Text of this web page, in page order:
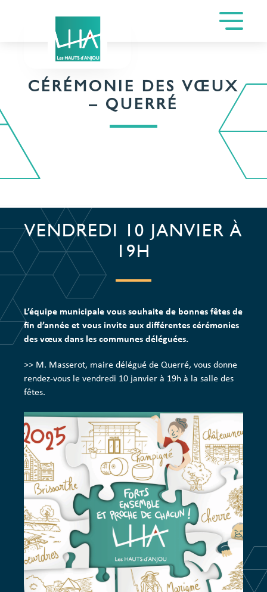
CÉRÉMONIE DES VŒUX
– QUERRÉ
VENDREDI 10 JANVIER À
19H
L’équipe municipale vous souhaite de bonnes fêtes de
fin d’année et vous invite aux différentes cérémonies
des vœux dans les communes déléguées.
>> M. Masserot, maire délégué de Querré, vous donne
rendez-vous le vendredi 10 janvier à 19h à la salle des
fêtes.